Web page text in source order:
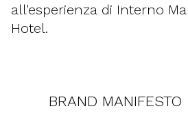
all'esperienza di Interno
Hotel.
BRAND MANIFESTO